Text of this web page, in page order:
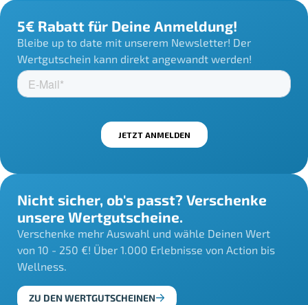
5€ Rabatt für Deine Anmeldung!
Bleibe up to date mit unserem Newsletter! Der
Wertgutschein kann direkt angewandt werden!
Nicht sicher, ob's passt? Verschenke
unsere Wertgutscheine.
Verschenke mehr Auswahl und wähle Deinen Wert
von 10 - 250 €! Über 1.000 Erlebnisse von Action bis
Wellness.
ZU DEN WERTGUTSCHEINEN